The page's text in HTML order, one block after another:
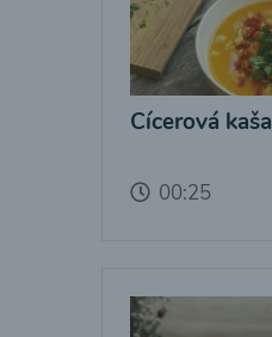
Cícerová kaša
00:25